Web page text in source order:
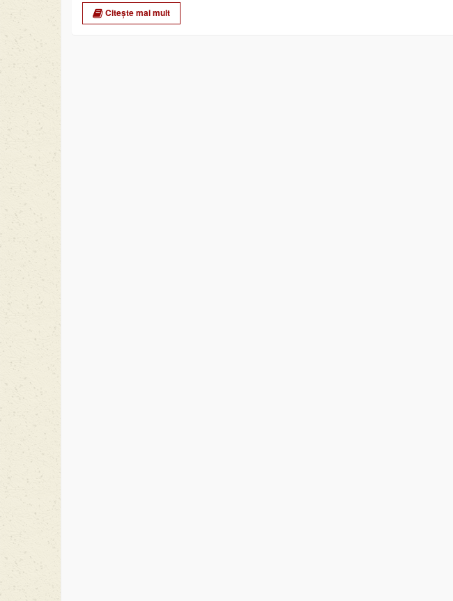
Citește mai mult